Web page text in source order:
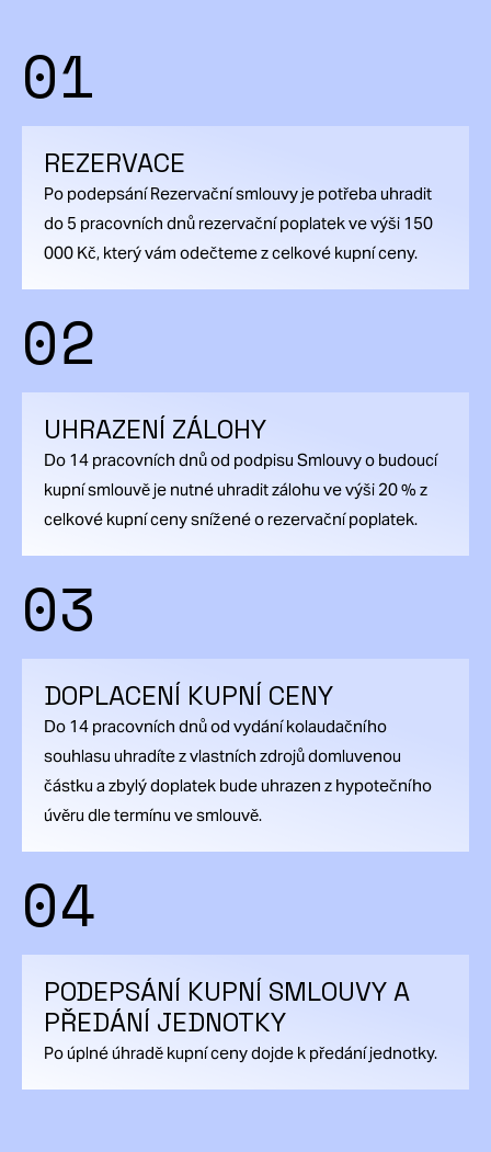
01
REZERVACE
Po podepsání Rezervační smlouvy je potřeba uhradit
do 5 pracovních dnů rezervační poplatek ve výši 150
000 Kč, který vám odečteme z celkové kupní ceny.
02
UHRAZENÍ ZÁLOHY
Do 14 pracovních dnů od podpisu Smlouvy o budoucí
kupní smlouvě je nutné uhradit zálohu ve výši 20 % z
celkové kupní ceny snížené o rezervační poplatek.
03
DOPLACENÍ KUPNÍ CENY
Do 14 pracovních dnů od vydání kolaudačního
souhlasu uhradíte z vlastních zdrojů domluvenou
částku a zbylý doplatek bude uhrazen z hypotečního
úvěru dle termínu ve smlouvě.
04
PODEPSÁNÍ KUPNÍ SMLOUVY A
PŘEDÁNÍ JEDNOTKY
Po úplné úhradě kupní ceny dojde k předání jednotky.